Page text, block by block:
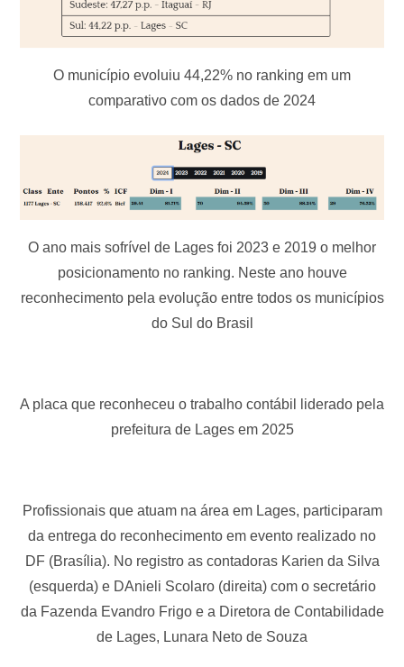
O município evoluiu 44,22% no ranking em um
comparativo com os dados de 2024
O ano mais sofrível de Lages foi 2023 e 2019 o melhor
posicionamento no ranking. Neste ano houve
reconhecimento pela evolução entre todos os municípios
do Sul do Brasil
A placa que reconheceu o trabalho contábil liderado pela
prefeitura de Lages em 2025
Profissionais que atuam na área em Lages, participaram
da entrega do reconhecimento em evento realizado no
DF (Brasília). No registro as contadoras Karien da Silva
(esquerda) e DAnieli Scolaro (direita) com o secretário
da Fazenda Evandro Frigo e a Diretora de Contabilidade
de Lages, Lunara Neto de Souza